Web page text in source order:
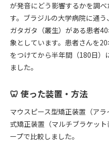
が発音にどう影響するかを調
す。ブラジルの大学病院に通
ガタガタ（叢生）がある患者
象としています。患者さんを
をつけてから半年間（180日）
ました。
🦷 使った装置・方法
マウスピース型矯正装置（ア
式矯正装置（マルチブラケッ
ープで比較しました。